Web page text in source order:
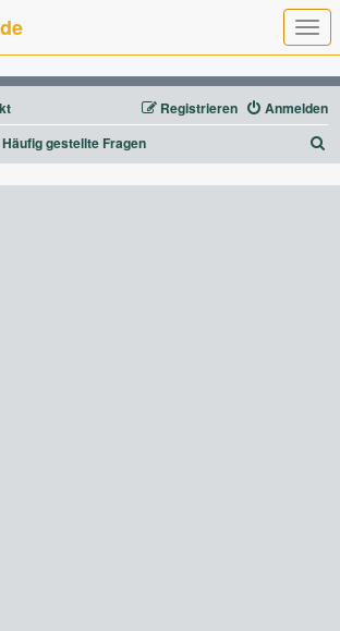
T
o
g
g
l
e
n
a
g
Anmelden
Registrieren
Häufig gestellte Fragen
u